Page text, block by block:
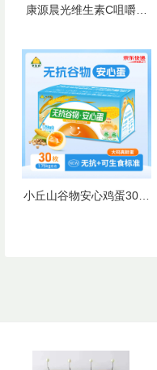
品胜壁挂式插线板
康源晨光维生素C咀嚼片
小丘山谷物安心鸡蛋30枚